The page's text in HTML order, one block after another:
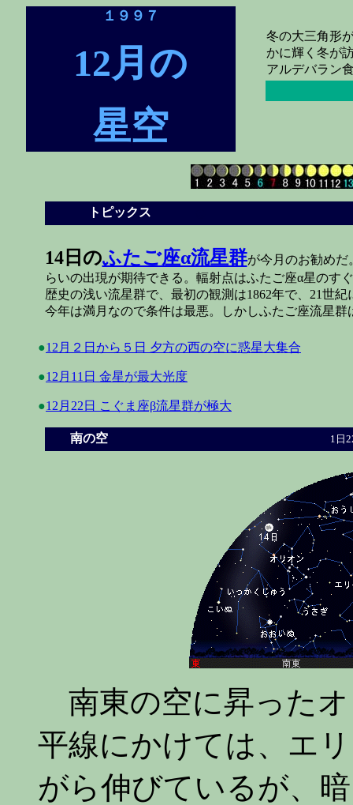
１９９７
12月の
星空
冬の大三角形
かに輝く冬が
アルデバラン
トピックス
14日 のふたご座α流星群が今月のお勧めだ
らいの出現が期待できる。輻射点はふたご座α星のす
歴史の浅い流星群で、最初の観測は1862年で、21世
今年は満月なので条件は最悪。しかしふたご座流星
●12月２日から５日 夕方の西の空に惑星大集合
●12月11日 金星が最大光度
●12月22日 こぐま座β流星群が極大
南の空 1日
南東の空に昇った
平線にかけては、エ
がら伸びているが、